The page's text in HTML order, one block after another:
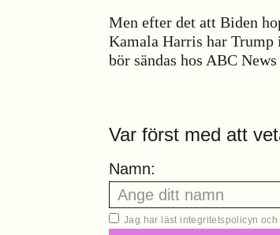
Men efter det att Biden
Kamala Harris har
bör sändas hos ABC
Var först med att
Namn:
Jag har läst integritetspolicyn och